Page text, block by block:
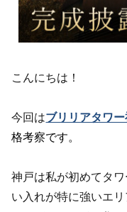
こんにちは！
今回はブリリアタワ
格考察です。
神戸は私が初めてタ
い入れが特に強いエリ